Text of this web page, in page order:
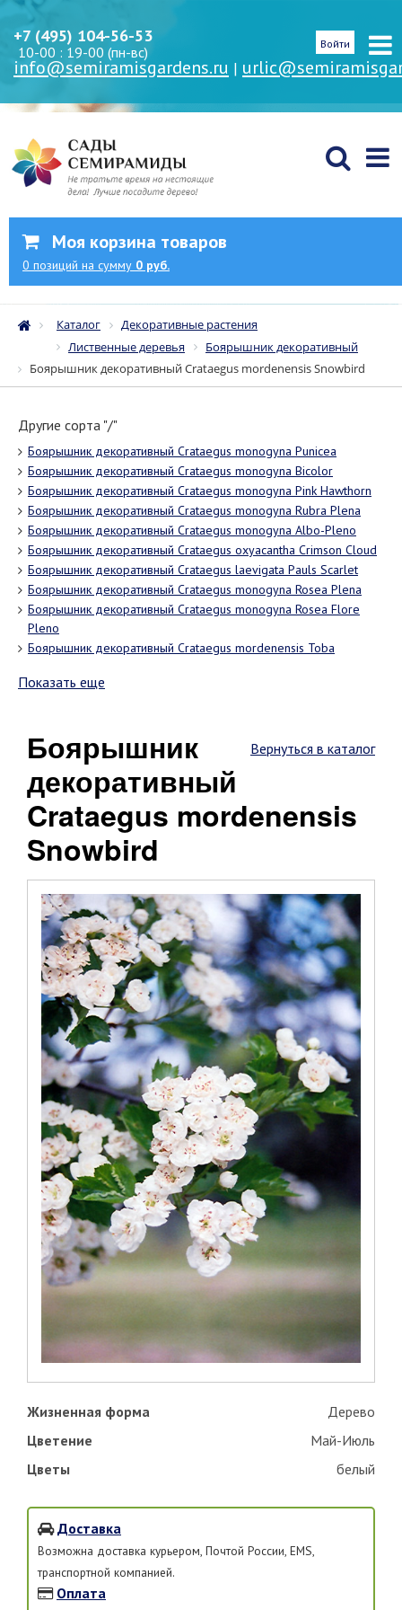
+7 (495) 104-56-53
10-00 : 19-00 (пн-вс)
info@semiramisgardens.ru |
Войти
Моя корзина товаров
0 позиций на сумму 0 руб.
Каталог
Декоративные растения
Лиственные деревья
Боярышник декоративный
Боярышник декоративный Crataegus mordenensis Snowbird
Другие сорта "/"
Боярышник декоративный Crataegus monogyna Punicea
Боярышник декоративный Crataegus monogyna Bicolor
Боярышник декоративный Crataegus monogyna Pink Hawthorn
Боярышник декоративный Crataegus monogyna Rubra Plena
Боярышник декоративный Crataegus monogyna Albo-Pleno
Боярышник декоративный Crataegus oxyacantha Crimson Cloud
Боярышник декоративный Сrаtаеgus lаеvigаtа Pauls Scarlet
Боярышник декоративный Crataegus monogyna Rosea Plena
Боярышник декоративный Crataegus monogyna Rosea Flore
Pleno
Боярышник декоративный Crataegus mordenensis Toba
Показать еще
Вернуться в каталог
Боярышник
декоративный
Crataegus mordenensis
Snowbird
Жизненная форма
Дерево
Цветение
Май-Июль
Цветы
белый
Доставка
Возможна доставка курьером, Почтой России, EMS,
транспортной компанией.
Оплата